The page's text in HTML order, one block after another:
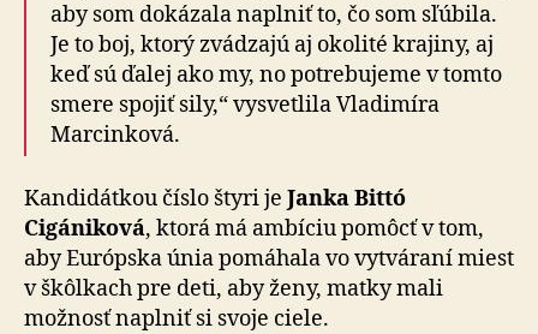
aby som do­ká­za­la naplniť to, čo som sľúbila.
Je to boj, ktorý zvádzajú aj okolité krajiny, aj
keď sú ďalej ako my, no potre­bu­je­me v tomto
smere spojiť sily,“ vysvetlila Vladimíra
Marcinková.
Kandidátkou číslo štyri je Janka Bittó
Cigániková, ktorá má ambíciu pomôcť v tom,
aby Európska únia po­má­hala vo vytvá­raní miest
v škôl­kach pre deti, aby ženy, matky mali
možnosť naplniť si svoje ciele.